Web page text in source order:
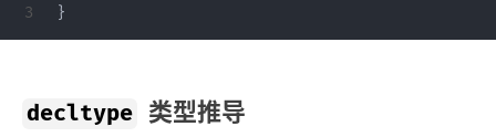
}
decltype 类型推导